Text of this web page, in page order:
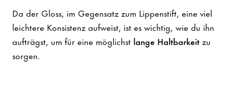
Da der Gloss, im Gegensatz zum Lippenstift, eine viel
leichtere Konsistenz aufweist, ist es wichtig, wie du ihn
aufträgst, um für eine möglichst lange Haltbarkeitzu
sorgen.